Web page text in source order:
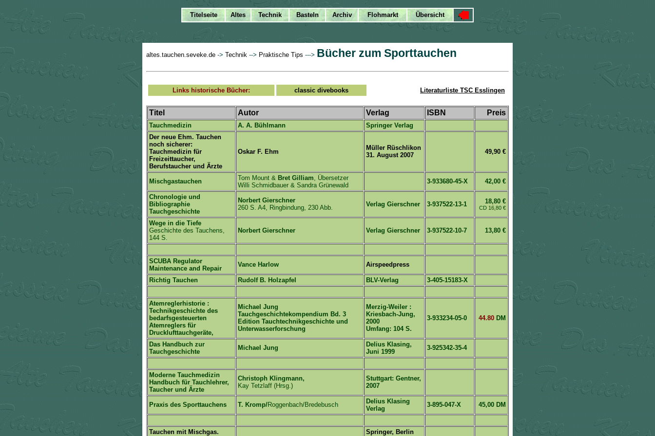
altes.tauchen.seveke.de -> Technik --> Praktische Tips ---> Bücher zum Sporttauchen
Links historische Bücher: classic divebooks Literaturliste TSC Esslingen
Titel Autor Verlag ISBN Preis
Tauchmedizin A. A. Bühlmann
Springer Verlag
Der neue Ehm. Tauchen
noch sicherer:
Tauchmedizin für
Freizeittaucher,
Berufstaucher und Ärzte
Oskar F. Ehm
Müller Rüschlikon
31. August 2007
49,90 €
Mischgastauchen Tom Mount & Bret Gilliam, Übersetzer
Willi Schmidbauer & Sandra Grünewald
3-933680-45-X 42,00 €
Chronologie und
Bibliographie
Tauchgeschichte
Norbert Gierschner
260 S. A4, Ringbindung, 230 Abb.
Verlag Gierschner 3-937522-13-1 18,80 €
CD 16,80 €
Wege in die Tiefe
Geschichte des Tauchens,
144 S.
Norbert Gierschner Verlag Gierschner 3-937522-10-7 13,80 €
SCUBA Regulator
Maintenance and Repair
Vance Harlow Airspeedpress
Richtig Tauchen Rudolf B. Holzapfel BLV-Verlag 3-405-15183-X
Atemreglerhistorie :
Technikgeschichte des
bedarfsgesteuerten
Atemreglers für
Drucklufttauchgeräte,
Michael Jung
Tauchgeschichtekompendium Bd. 3
Edition Tauchtechnikgeschichte und
Unterwasserforschung
Merzig-Weiler :
Kriesbach-Jung,
2000
Umfang: 104 S.
3-933234-05-0 44.80 DM
Das Handbuch zur
Tauchgeschichte
Michael Jung
Delius Klasing,
Juni 1999
3-925342-35-4
Moderne Tauchmedizin
Handbuch für Tauchlehrer,
Taucher und Ärzte
Christoph Klingmann,
Kay Tetzlaff (Hrsg.)
Stuttgart: Gentner,
2007
Praxis des Sporttauchens T. Kromp/Roggenbach/Bredebusch
Delius Klasing
Verlag
3-895-047-X 45,00 DM
Tauchen mit Mischgas.
Springer, Berlin